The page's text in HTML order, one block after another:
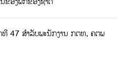
ທີ 47 ສຳລັບພະນັກງານ ກຕທ, ຄຕພ